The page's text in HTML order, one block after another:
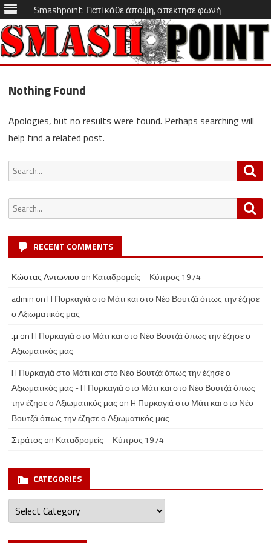
Smashpoint: Γιατί κάθε άποψη, απέκτησε φωνή
Skip
Nothing Found
Apologies, but no results were found. Perhaps searching will
help find a related post.
Search
for:
Search
for:
RECENT COMMENTS
Κώστας Αντωνιου on Καταδρομείς – Κύπρος 1974
admin onH Πυρκαγιά στο Μάτι και στο Νέο Βουτζά όπως την έζησε
ο Αξιωματικός μας
.μ onH Πυρκαγιά στο Μάτι και στο Νέο Βουτζά όπως την έζησε ο
Αξιωματικός μας
H Πυρκαγιά στο Μάτι και στο Νέο Βουτζά όπως την έζησε ο
Αξιωματικός μας - H Πυρκαγιά στο Μάτι και στο Νέο Βουτζά όπως
την έζησε ο Αξιωματικός μας onH Πυρκαγιά στο Μάτι και στο Νέο
Βουτζά όπως την έζησε ο Αξιωματικός μας
Στράτος on Καταδρομείς – Κύπρος 1974
CATEGORIES
Categories